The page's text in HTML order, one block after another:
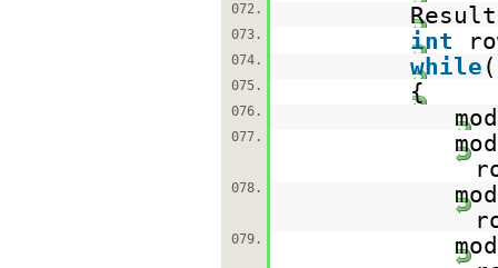
072.
073. int
074. while
075.
076.
077.
078.
079.